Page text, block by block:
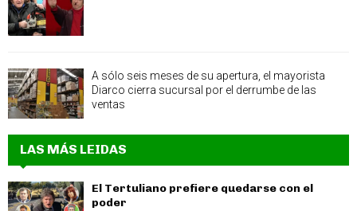
A sólo seis meses de su apertura, el mayorista
Diarco cierra sucursal por el derrumbe de las
ventas
LAS MÁS LEIDAS
El Tertuliano prefiere quedarse con el
poder